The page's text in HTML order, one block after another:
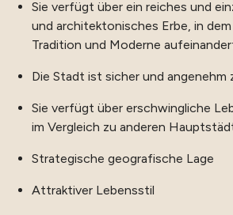
Sie verfügt über ein reiches und
und architektonisches Erbe, in
Tradition und Moderne
Die Stadt ist sicher und angenehm
Sie verfügt über erschwingliche
im Vergleich zu anderen
Strategische geografische Lage
Attraktiver Lebensstil